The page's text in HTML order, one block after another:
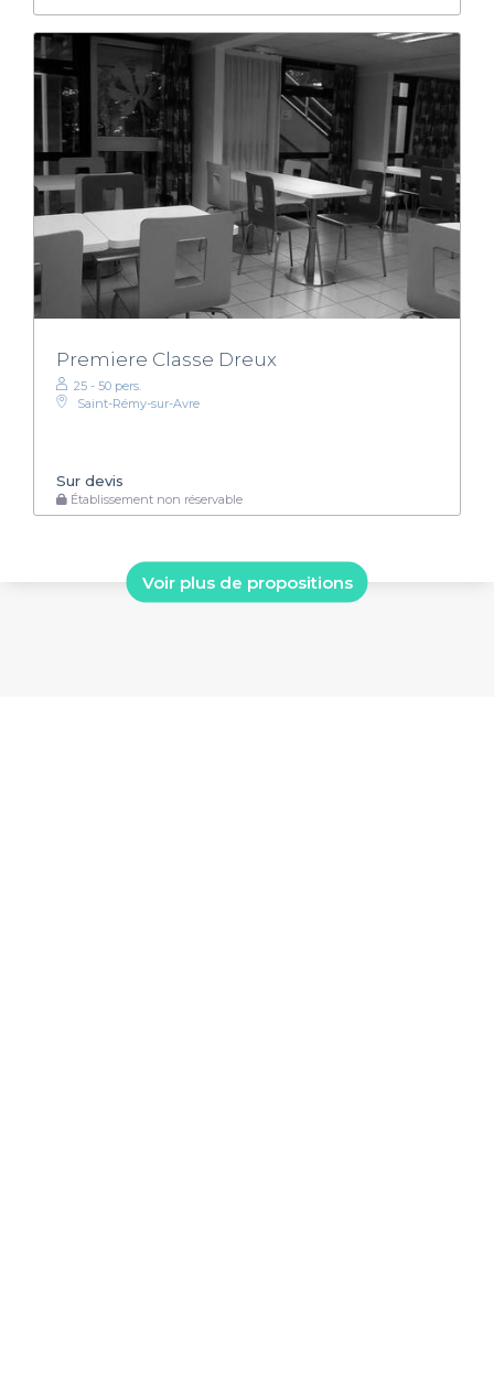
Premiere Classe Dreux
25 - 50 pers.
Saint-Rémy-sur-Avre
Sur devis
Établissement non réservable
Voir plus de propositions